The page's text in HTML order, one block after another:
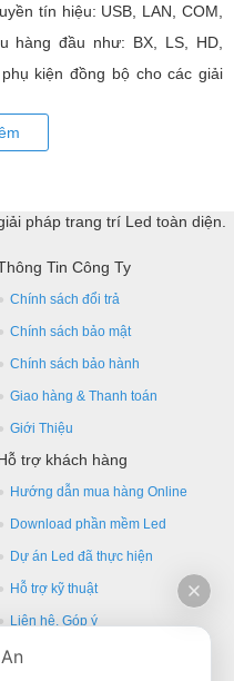
tín hiệu: USB, LAN, COM,
hàng đầu như: BX, LS, HD,
kiện đồng bộ cho các giải
các ứng dụng bảng led truy
pháp trang trí Led toàn diện.
Tin Công Ty
Chính sách đổi trả
Chính sách bảo mật
Chính sách bảo hành
Giao hàng & Thanh toán
Giới Thiệu
trợ khách hàng
Hướng dẫn mua hàng Online
Download phần mềm Led
Dự án Led đã thực hiện
Hỗ trợ kỹ thuật
Liên hệ, Góp ý